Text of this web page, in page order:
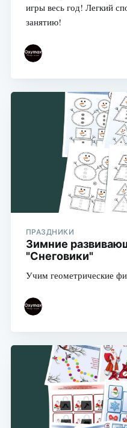
игры весь год! Легкий
занятию!
ПРАЗДНИКИ
Зимние
"Снеговики"
Учим геометрические